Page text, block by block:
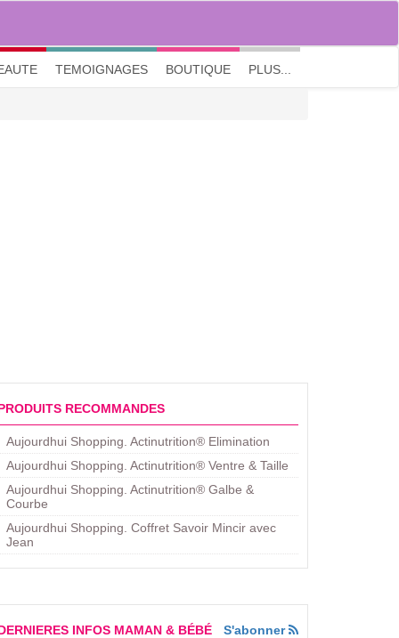
M'inscrire| Me connecter| ? Visite guidée
TEMOIGNAGES BOUTIQUE PLUS...
RECOMMANDES
Aujourdhui Shopping. Actinutrition® Elimination
Aujourdhui Shopping. Actinutrition® Ventre & Taille
Aujourdhui Shopping. Actinutrition® Galbe &
Courbe
Aujourdhui Shopping. ​Coffret Savoir Mincir avec
Jean
INFOS MAMAN & BÉBÉ S'abonner